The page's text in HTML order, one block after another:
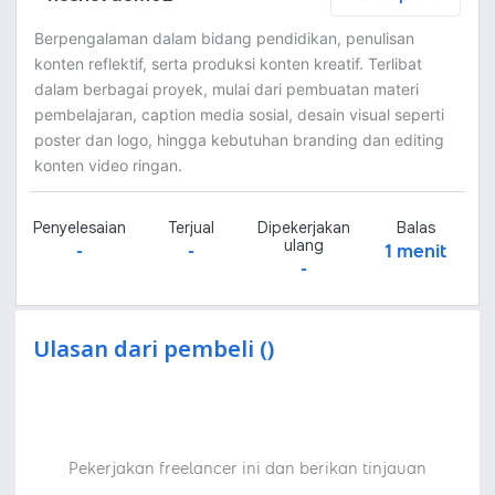
Berpengalaman dalam bidang pendidikan, penulisan
konten reflektif, serta produksi konten kreatif. Terlibat
dalam berbagai proyek, mulai dari pembuatan materi
pembelajaran, caption media sosial, desain visual seperti
poster dan logo, hingga kebutuhan branding dan editing
konten video ringan.
Penyelesaian
-
Terjual
-
Dipekerjakan
ulang
-
Balas
1 menit
Ulasan dari pembeli ()
Pekerjakan freelancer ini dan berikan tinjauan